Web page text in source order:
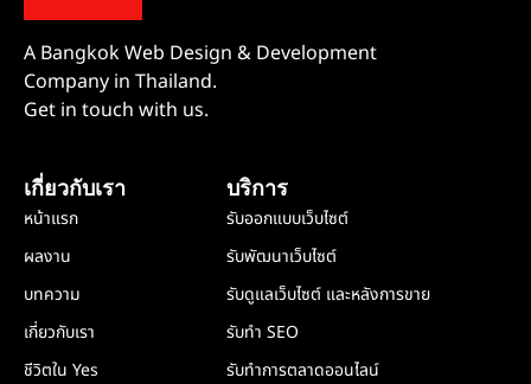
A Bangkok Web Design & Development
Company in Thailand.
Get in touch with us.
เกี่ยวกับเรา
หน้าแรก
ผลงาน
บทความ
เกี่ยวกับเรา
ชีวิตใน Yes
บริการ
รับออกแบบเว็บไซต์
รับพัฒนาเว็บไซต์
รับดูแลเว็บไซต์ และหลังการขาย
รับทำ SEO
รับทำการตลาดออนไลน์